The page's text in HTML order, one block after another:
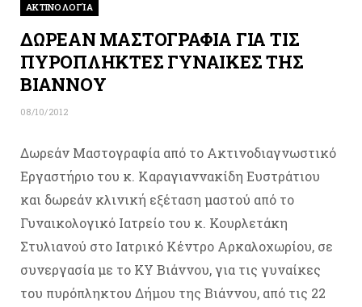
ΑΚΤΙΝΟΛΟΓΊΑ
ΔΩΡΕΑΝ ΜΑΣΤΟΓΡΑΦΙΑ ΓΙΑ ΤΙΣ
ΠΥΡΟΠΛΗΚΤΕΣ ΓΥΝΑΙΚΕΣ ΤΗΣ
ΒΙΑΝΝΟΥ
08/10/2012
Δωρεάν Μαστογραφία από το Ακτινοδιαγνωστικό
Εργαστήριο του κ. Καραγιαννακίδη Ευστράτιου
και δωρεάν κλινική εξέταση μαστού από το
Γυναικολογικό Ιατρείο του κ. Κουρλετάκη
Στυλιανού στο Ιατρικό Κέντρο Αρκαλοχωρίου, σε
συνεργασία με το ΚΥ Βιάννου, για τις γυναίκες
του πυρόπληκτου Δήμου της Βιάννου, από τις 22